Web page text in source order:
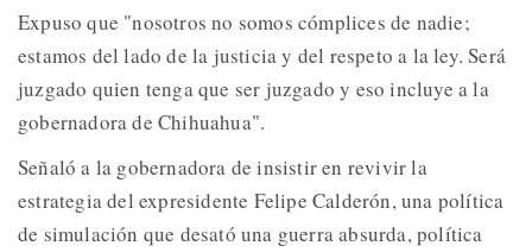
Expuso que "nosotros no somos cómplices de nadie;
estamos del lado de la justicia y del respeto a la ley. Será
juzgado quien tenga que ser juzgado y eso incluye a la
gobernadora de Chihuahua".
Señaló a la gobernadora de insistir en revivir la
estrategia del expresidente Felipe Calderón, una política
de simulación que desató una guerra absurda, política